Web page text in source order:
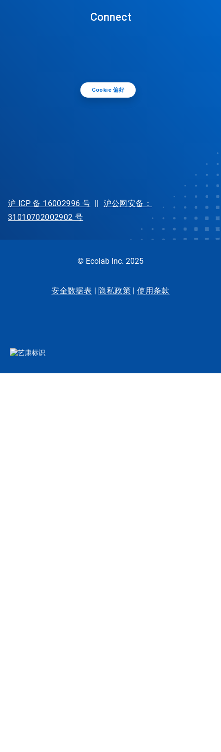
Connect
Cookie 偏好
沪 ICP 备 16002996 号 || 沪公网安备：
31010702002902 号
© Ecolab Inc. 2025
安全数据表 | 隐私政策 |使用条款